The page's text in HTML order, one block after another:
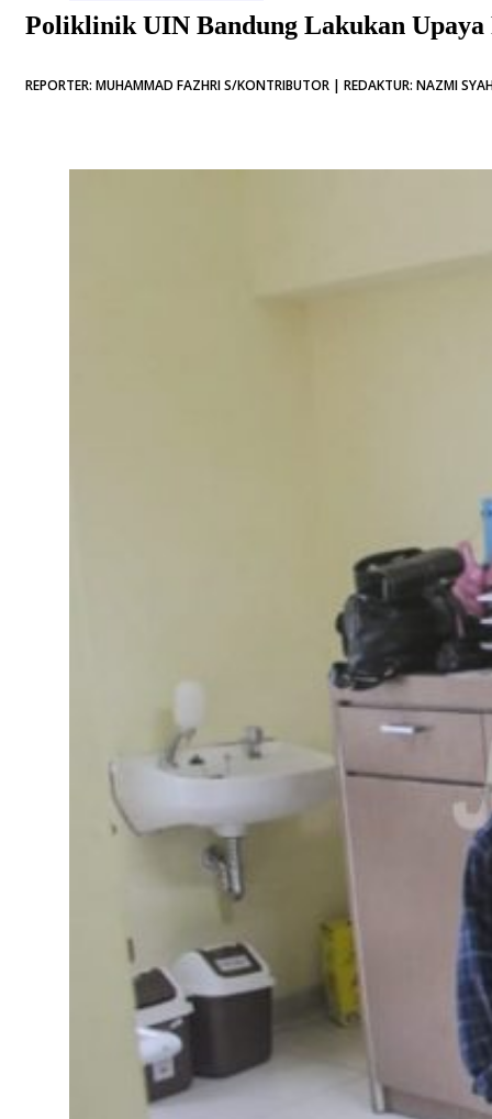
Poliklinik UIN Bandung Lakukan
REPORTER: MUHAMMAD FAZHRI S/KONTRIBUTOR | REDAKTUR: NAZMI